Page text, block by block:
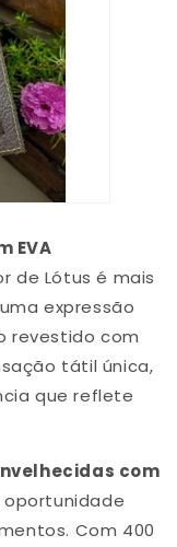
EVA
de Lótus é mais
expressão
revestido com
tátil única,
que reflete
com
Com 400